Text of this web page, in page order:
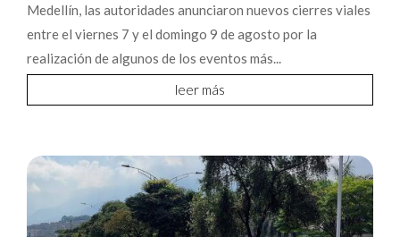
Medellín, las autoridades anunciaron nuevos cierres viales
entre el viernes 7 y el domingo 9 de agosto por la
realización de algunos de los eventos más...
leer más